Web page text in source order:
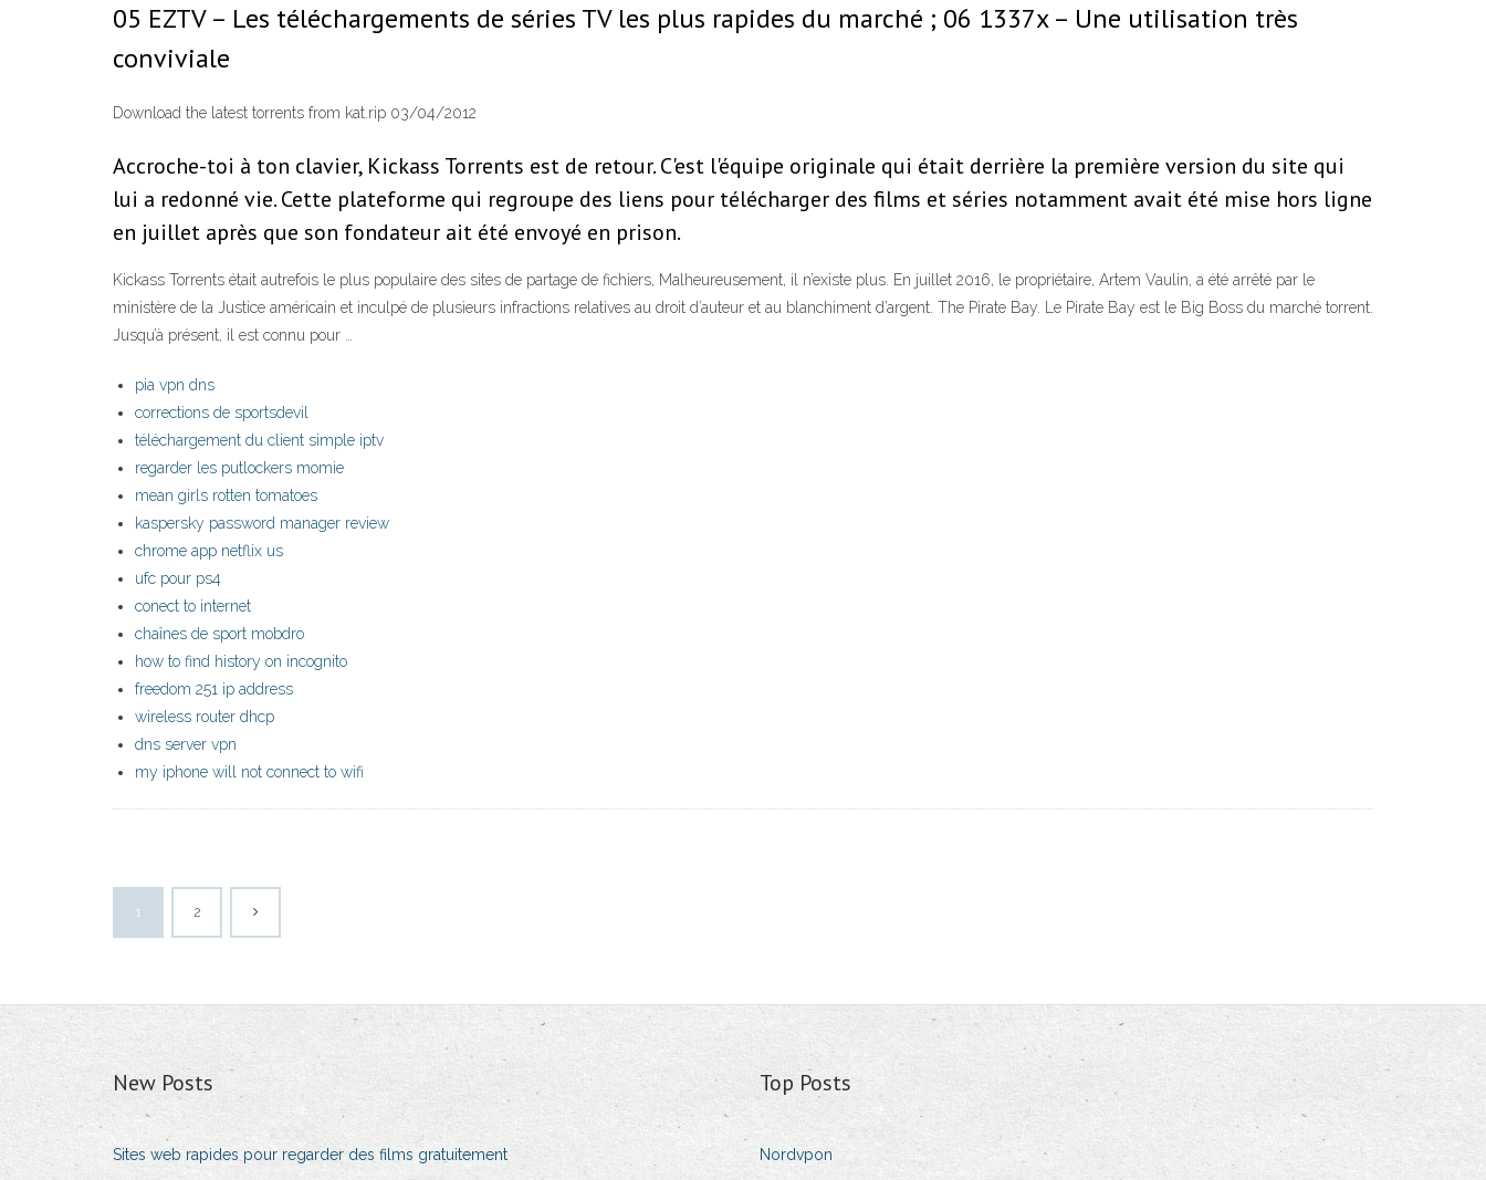
05 EZTV – Les téléchargements de séries TV les plus rapides du marché ; 06 1337x – Une utilisation très
conviviale
Download the latest torrents from kat.rip 03/04/2012
Accroche-toi à ton clavier, Kickass Torrents est de retour. C'est l'équipe originale qui était derrière la première version du site qui
lui a redonné vie. Cette plateforme qui regroupe des liens pour télécharger des films et séries notamment avait été mise hors ligne
en juillet après que son fondateur ait été envoyé en prison.
Kickass Torrents était autrefois le plus populaire des sites de partage de fichiers, Malheureusement, il n’existe plus. En juillet 2016, le propriétaire, Artem Vaulin, a été arrêté par le
ministère de la Justice américain et inculpé de plusieurs infractions relatives au droit d’auteur et au blanchiment d’argent. The Pirate Bay. Le Pirate Bay est le Big Boss du marché torrent.
Jusqu’à présent, il est connu pour …
pia vpn dns
corrections de sportsdevil
téléchargement du client simple iptv
regarder les putlockers momie
mean girls rotten tomatoes
kaspersky password manager review
chrome app netflix us
ufc pour ps4
conect to internet
chaînes de sport mobdro
how to find history on incognito
freedom 251 ip address
wireless router dhcp
dns server vpn
my iphone will not connect to wifi
1 2
New Posts
Sites web rapides pour regarder des films gratuitement
Top Posts
Nordvpon